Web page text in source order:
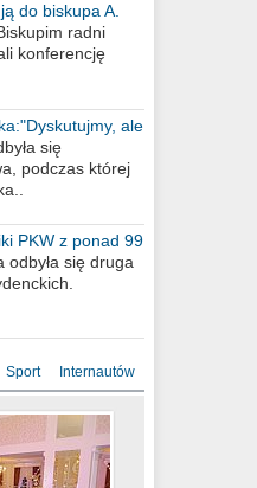
do biskupa A.
radni
konferencję
ale
się
podczas której
PKW z ponad 99
odbyła się druga
Sport Internautów